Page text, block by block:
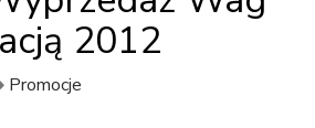
2012
Promocje